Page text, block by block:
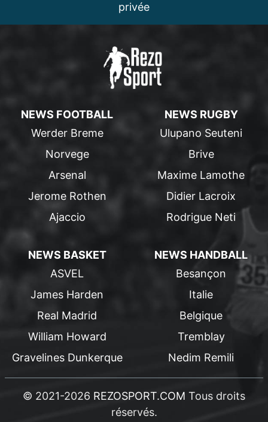
privée
NEWS FOOTBALL
Werder Breme
Norvege
Arsenal
Jerome Rothen
Ajaccio
NEWS RUGBY
Ulupano Seuteni
Brive
Maxime Lamothe
Didier Lacroix
Rodrigue Neti
NEWS BASKET
ASVEL
James Harden
Real Madrid
William Howard
Gravelines Dunkerque
NEWS HANDBALL
Besançon
Italie
Belgique
Tremblay
Nedim Remili
© 2021-2026 REZOSPORT.COM Tous droits
réservés.